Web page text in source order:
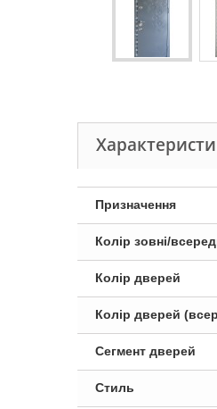
Призначення
Колір зовні/
Колір дверей
Колір дверей
Сегмент дверей
Стиль